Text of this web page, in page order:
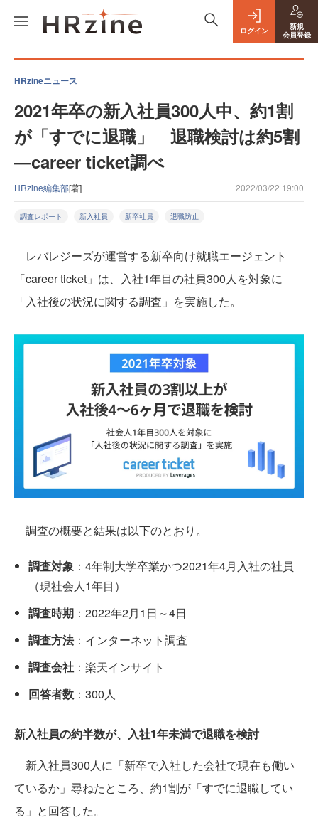
ログイン
新規
会員登録
HRzineニュース
2021年卒の新入社員300人中、約1割
が「すでに退職」 退職検討は約5割
―career ticket調べ
HRzine編集部[著] 2022/03/22 19:00
調査レポート 新入社員 新卒社員 退職防止
レバレジーズが運営する新卒向け就職エージェント
「career ticket」は、入社1年目の社員300人を対象に
「入社後の状況に関する調査」を実施した。
調査の概要と結果は以下のとおり。
調査対象 ：4年制大学卒業かつ2021年4月入社の社員
（現社会人1年目）
調査時期 ：2022年2月1日～4日
調査方法：インターネット調査
調査会社 ：楽天インサイト
回答者数 ：300人
新入社員の約半数が、入社1年未満で退職を検討
新入社員300人に「新卒で入社した会社で現在も働い
ているか」尋ねたところ、約1割が「すでに退職してい
る」と回答した。